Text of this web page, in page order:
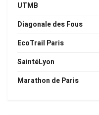
UTMB
Diagonale des Fous
EcoTrail Paris
SaintéLyon
Marathon de Paris